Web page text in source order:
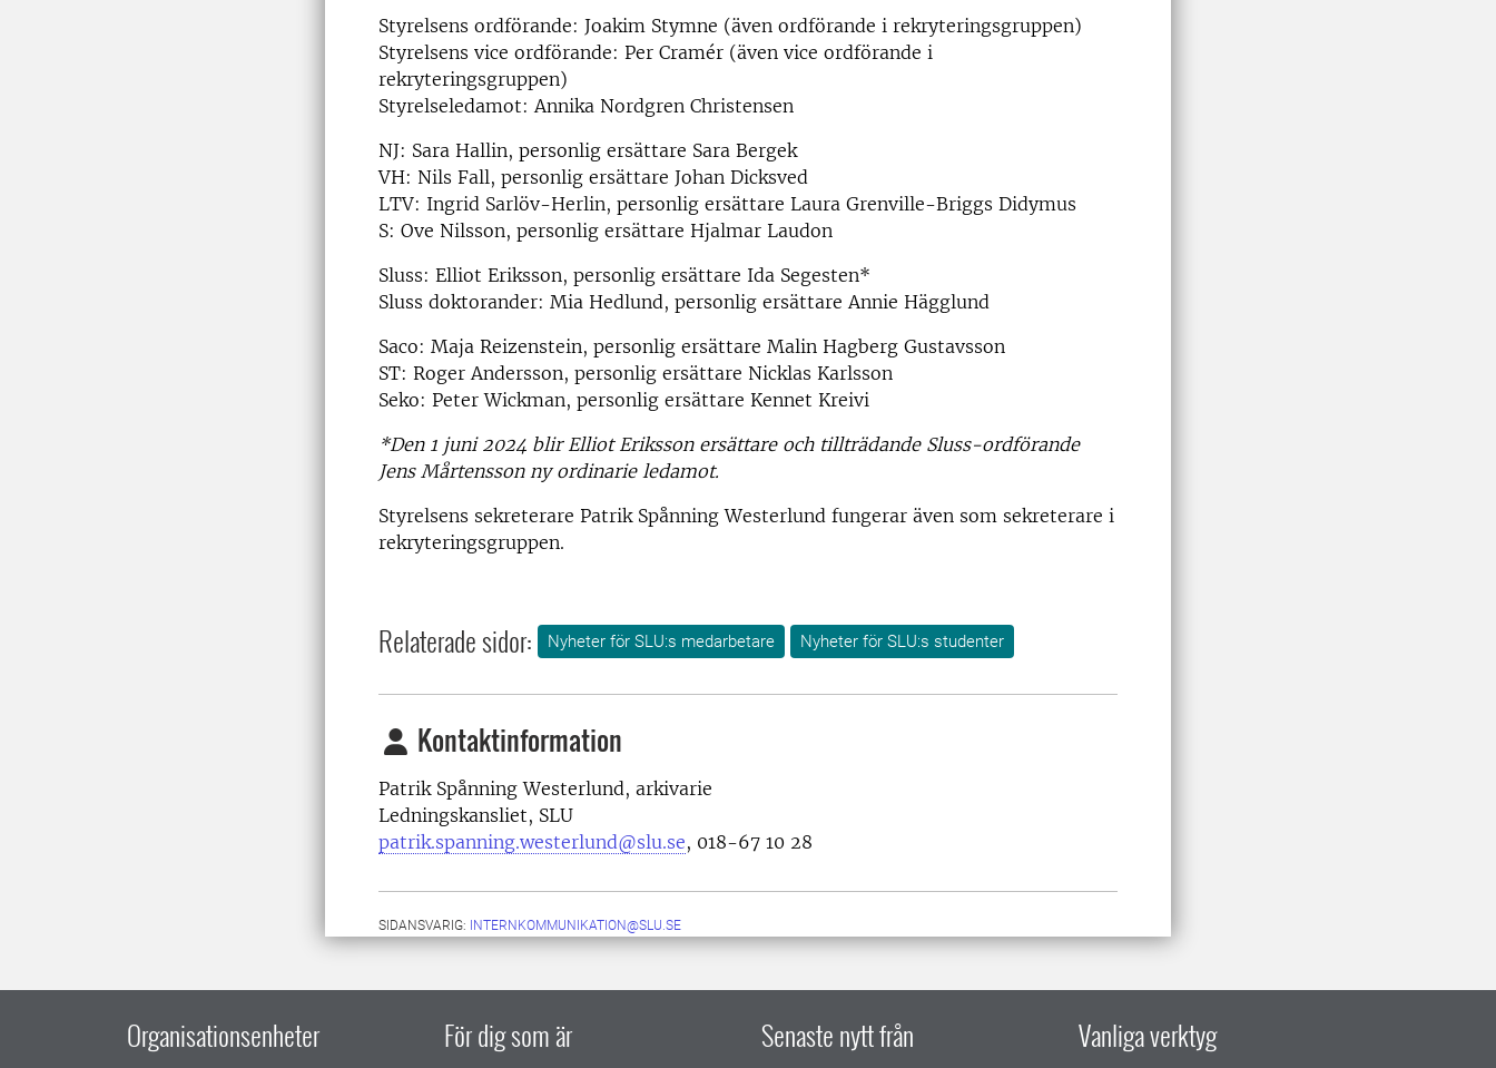
Styrelsens ordförande: Joakim Stymne (även ordförande i rekryteringsgruppen)
Styrelsens vice ordförande: Per Cramér (även vice ordförande i
rekryteringsgruppen)
Styrelseledamot: Annika Nordgren Christensen
NJ: Sara Hallin, personlig ersättare Sara Bergek
VH: Nils Fall, personlig ersättare Johan Dicksved
LTV: Ingrid Sarlöv-Herlin, personlig ersättare Laura Grenville-Briggs Didymus
S: Ove Nilsson, personlig ersättare Hjalmar Laudon
Sluss: Elliot Eriksson, personlig ersättare Ida Segesten*
Sluss doktorander: Mia Hedlund, personlig ersättare Annie Hägglund
Saco: Maja Reizenstein, personlig ersättare Malin Hagberg Gustavsson
ST: Roger Andersson, personlig ersättare Nicklas Karlsson
Seko: Peter Wickman, personlig ersättare Kennet Kreivi
*Den 1 juni 2024 blir Elliot Eriksson ersättare och tillträdande Sluss-ordförande
Jens Mårtensson ny ordinarie ledamot.
Styrelsens sekreterare Patrik Spånning Westerlund fungerar även som sekreterare i
rekryteringsgruppen.
Relaterade sidor: Nyheter för SLU:s medarbetare Nyheter för SLU:s studenter
Kontaktinformation
Patrik Spånning Westerlund, arkivarie
Ledningskansliet, SLU
patrik.spanning.westerlund@slu.se, 018-67 10 28
SIDANSVARIG: INTERNKOMMUNIKATION@SLU.SE
Organisationsenheter För dig som är Senaste nytt från Vanliga verktyg